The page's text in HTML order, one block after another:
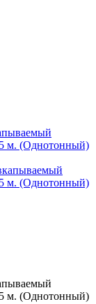
м. (Однотонный)
м. (Однотонный)